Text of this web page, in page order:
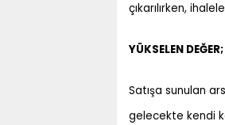
çıkarılırken,
YÜKSELEN
Satışa sunulan
gelecekte kendi